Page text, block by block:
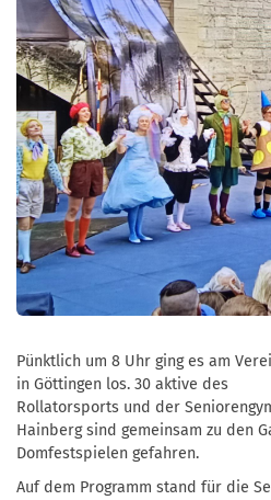
Pünktlich um 8 Uhr ging es am
in Göttingen los. 30 aktive des
Rollatorsports und der
Hainberg sind gemeinsam zu den
Domfestspielen gefahren.
Auf dem Programm stand für die